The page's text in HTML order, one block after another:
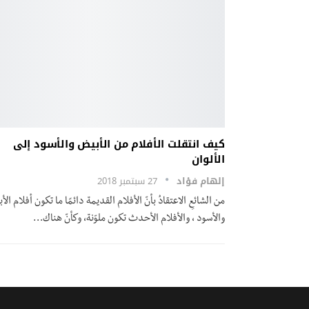
كيف انتقلت الأفلام من الأبيض والأسود إلى
الألوان
إلهام فؤاد 27 سبتمبر 2018
من الشائعِ الاعتقادُ بأنّ الأفلام القديمة دائمًا ما تكون أفلام
والأسود ، والأفلام الأحدث تكون ملوّنة، وكأنّ هناك…